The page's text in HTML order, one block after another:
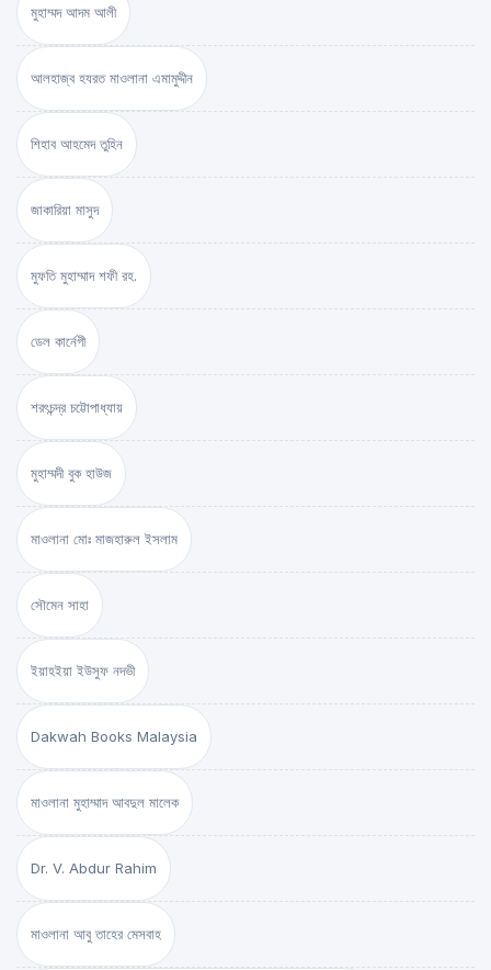
মুহাম্মদ আদম আলী
আলহাজ্ব হযরত মাওলানা এমামুদ্দীন
শিহাব আহমেদ তুহিন
জাকারিয়া মাসুদ
মুফতি মুহাম্মাদ শফী রহ.
ডেল কার্নেগী
শরৎচন্দ্র চট্টোপাধ্যায়
মুহাম্মদী বুক হাউজ
মাওলানা মোঃ মাজহারুল ইসলাম
সৌমেন সাহা
ইয়াহইয়া ইউসুফ নদভী
Dakwah Books Malaysia
মাওলানা মুহাম্মাদ আবদুল মালেক
Dr. V. Abdur Rahim
মাওলানা আবু তাহের মেসবাহ